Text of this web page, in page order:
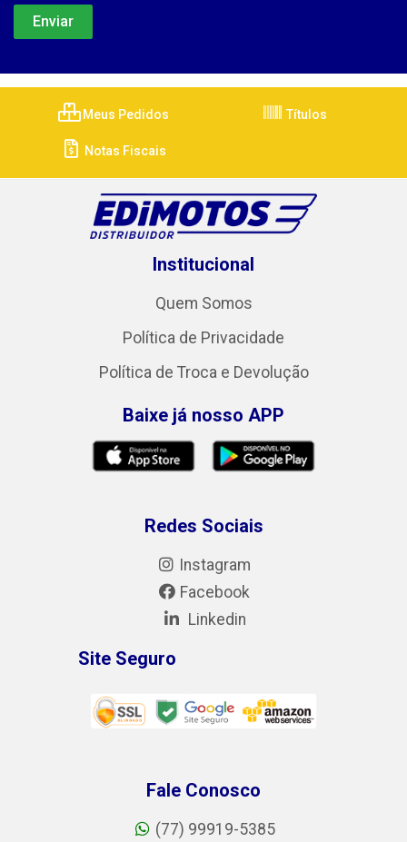
Meus Pedidos Títulos
Notas Fiscais
Institucional
Quem Somos
Política de Privacidade
Política de Troca e Devolução
Baixe já nosso APP
Redes Sociais
Instagram
Facebook
Linkedin
Site Seguro
Fale Conosco
(77) 99919-5385